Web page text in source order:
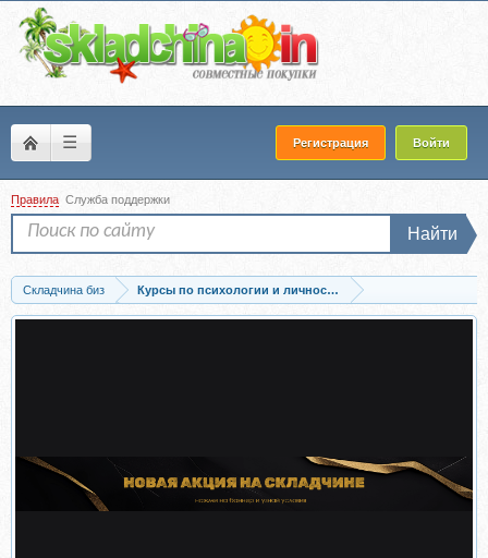
☰ Регистрация Войти
Правила Служба поддержки
Найти
Складчина биз
Курсы по психологии и личностному развитию
Скачать [EduNote] Ревизия меланхолии, финальный раунд: бессознательное...